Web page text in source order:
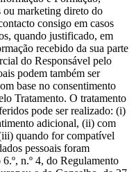
ou marketing direto do
consigo em casos
quando justificado, em
recebido da sua parte
do Responsável pelo
podem também ser
base no consentimento
Tratamento. O tratamento
pode ser realizado: (i)
adicional, (ii) com
quando for compatível
pessoais foram
n.º 4, do Regulamento